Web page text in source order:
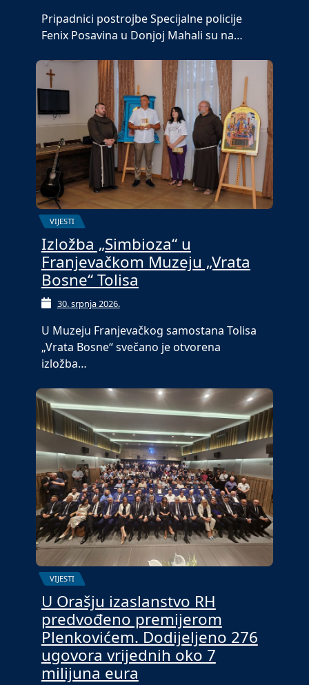
Pripadnici postrojbe Specijalne policije
Fenix Posavina u Donjoj Mahali su na…
VIJESTI
Izložba „Simbioza“ u
Franjevačkom Muzeju „Vrata
Bosne“ Tolisa
30. srpnja 2026.
U Muzeju Franjevačkog samostana Tolisa
„Vrata Bosne“ svečano je otvorena
izložba…
VIJESTI
U Orašju izaslanstvo RH
predvođeno premijerom
Plenkovićem. Dodijeljeno 276
ugovora vrijednih oko 7
milijuna eura